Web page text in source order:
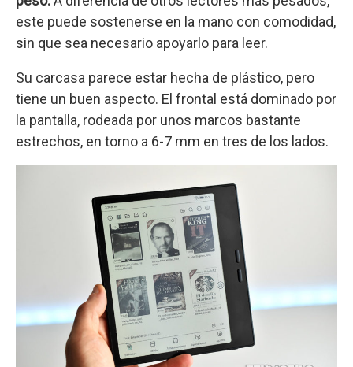
este puede sostenerse en la mano con comodidad,
sin que sea necesario apoyarlo para leer.
Su carcasa parece estar hecha de plástico, pero
tiene un buen aspecto. El frontal está dominado por
la pantalla, rodeada por unos marcos bastante
estrechos, en torno a 6-7 mm en tres de los lados.